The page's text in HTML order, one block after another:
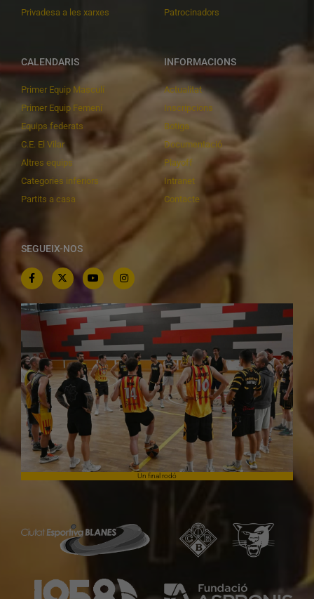
Privadesa a les xarxes
Patrocinadors
CALENDARIS
Primer Equip Masculí
Primer Equip Femení
Equips federats
C.E. El Vilar
Altres equips
Categories inferiors
Partits a casa
INFORMACIONS
Actualitat
Inscripcions
Botiga
Documentació
Playoff
Intranet
Contacte
SEGUEIX-NOS
Un final rodó